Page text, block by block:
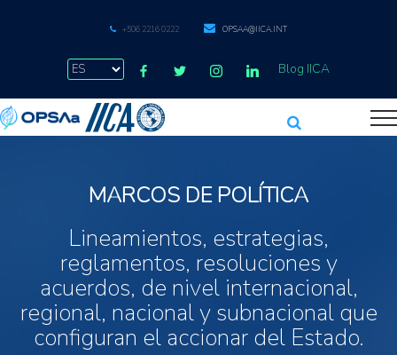
+506 2216 0222 OPSAA@IICA.INT
Blog IICA
MARCOS DE POLÍTICA
Lineamientos, estrategias,
reglamentos, resoluciones y
acuerdos, de nivel internacional,
regional, nacional y subnacional que
configuran el accionar del Estado.